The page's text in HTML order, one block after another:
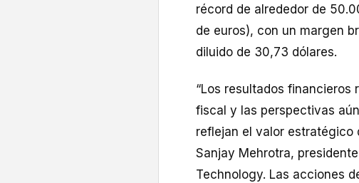
récord de alrededor de
de euros), con un margen
diluido de 30,73 dólares.
“Los resultados
fiscal y las perspectivas
reflejan el valor estratégico
Sanjay Mehrotra,
Technology. Las acciones